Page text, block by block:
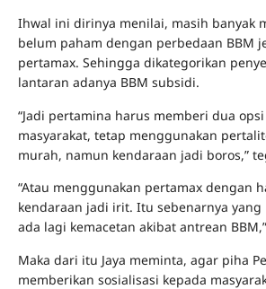
Ihwal ini dirinya menilai, masih banyak
belum paham dengan perbedaan BBM
pertamax. Sehingga dikategorikan
lantaran adanya BBM subsidi.
“Jadi pertamina harus memberi dua
masyarakat, tetap menggunakan
murah, namun kendaraan jadi boros,”
“Atau menggunakan pertamax dengan
kendaraan jadi irit. Itu sebenarnya
ada lagi kemacetan akibat antrean
Maka dari itu Jaya meminta, agar piha
memberikan sosialisasi kepada